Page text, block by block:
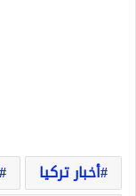
أخبار تركيا